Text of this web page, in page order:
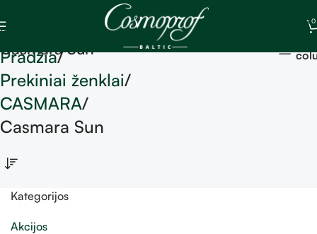
Skip to main content
0
Casmara Sun
Pradžia
Prekiniai ženklai
CASMARA
Casmara Sun
Kategorijos
Akcijos